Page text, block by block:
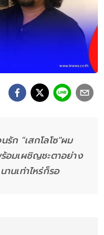
ก "เสกโลโซ"ผม
อมเผชิญชะตาอย่าง
นเท่าไหร่ก็รอ